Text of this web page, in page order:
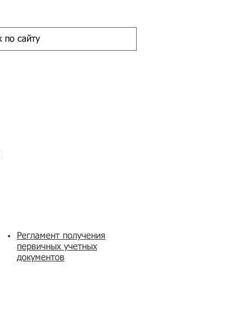
Регламент получения
первичных учетных
документов